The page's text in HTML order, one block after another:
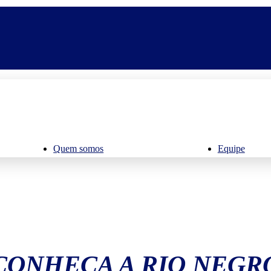
Quem somos Equipe
A RIO